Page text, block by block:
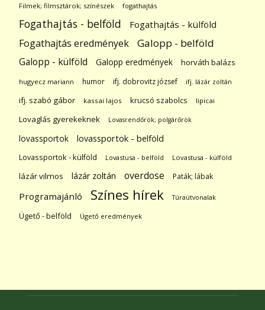
Filmek; filmsztárok; színészek fogathajtás
Fogathajtás - belföld Fogathajtás - külföld
Fogathajtás eredmények Galopp - belföld
Galopp - külföld Galopp eredmények horváth balázs
hugyecz mariann humor ifj. dobrovitz józsef ifj. lázár zoltán
ifj. szabó gábor kassai lajos krucsó szabolcs lipicai
Lovaglás gyerekeknek Lovasrendőrök; polgárőrök
lovassportok lovassportok - belföld
Lovassportok - külföld Lovastusa - belföld Lovastusa - külföld
lázár vilmos lázár zoltán overdose Paták; lábak
Programajánló Színes hírek Túraútvonalak
Ügető - belföld Ügető eredmények